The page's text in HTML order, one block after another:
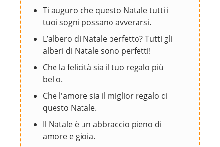
Ti auguro che questo Natale tutti i
tuoi sogni possano avverarsi.
L’albero di Natale perfetto? Tutti gli
alberi di Natale sono perfetti!
Che la felicità sia il tuo regalo più
bello.
Che l'amore sia il miglior regalo di
questo Natale.
Il Natale è un abbraccio pieno di
amore e gioia.